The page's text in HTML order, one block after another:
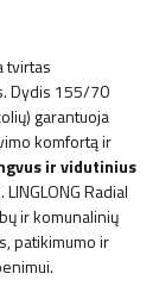
tvirtas
Dydis 155/70
garantuoja
komfortą ir
ir vidutinius
LINGLONG Radial
ir komunalinių
patikimumo ir